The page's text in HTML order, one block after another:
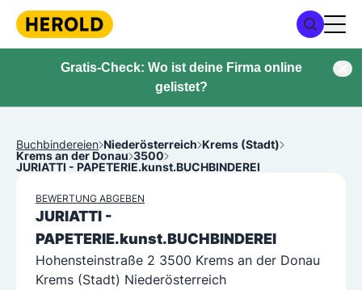
Gratis-Check: Wo ist deine Firma online
gelistet?
Buchbindereien Niederösterreich Krems (Stadt)
Krems an der Donau 3500
JURIATTI - PAPETERIE.kunst.BUCHBINDEREI
BEWERTUNG ABGEBEN
JURIATTI -
PAPETERIE.kunst.BUCHBINDEREI
Hohensteinstraße 2 3500 Krems an der Donau
Krems (Stadt) Niederösterreich